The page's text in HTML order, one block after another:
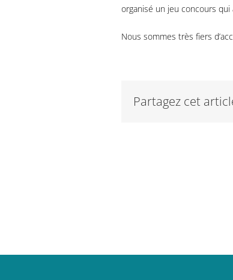
organisé un jeu concours qui
Nous sommes très fiers
Partagez cet